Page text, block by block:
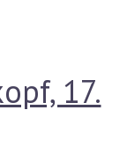
17.